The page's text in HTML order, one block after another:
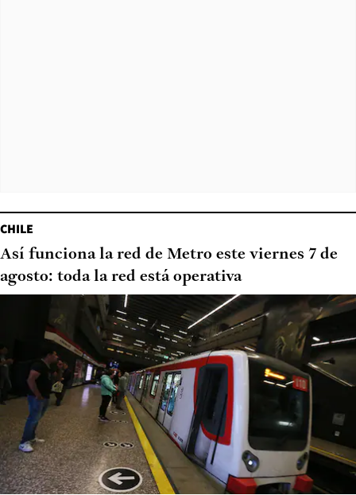
CHILE
Así funciona la red de Metro este viernes 7 de
agosto: toda la red está operativa